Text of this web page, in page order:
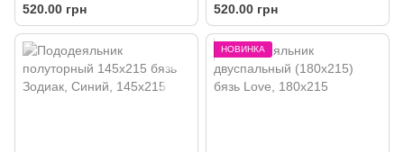
520.00 грн 520.00 грн
НОВИНКА